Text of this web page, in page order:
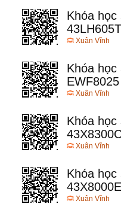
Khóa
Xuân Vĩnh
Khóa
EWF8025
Xuân Vĩnh
Khóa học
Xuân Vĩnh
Khóa học
Xuân Vĩnh